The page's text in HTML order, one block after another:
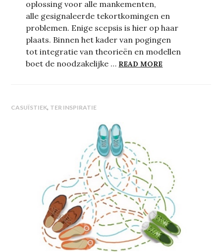
oplossing voor alle mankementen,
alle gesignaleerde tekortkomingen en
problemen. Enige scepsis is hier op haar
plaats. Binnen het kader van pogingen
tot integratie van theorieën en modellen
boet de noodzakelijke … READ MORE
CASUÏSTIEK, TER INSPIRATIE